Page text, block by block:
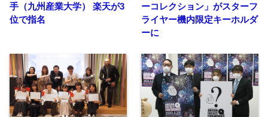
手（九州産業大学） 楽天が3
位で指名
ーコレクション」がスターフ
ライヤー機内限定キーホルダ
ーに